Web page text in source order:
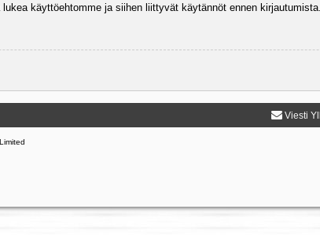
käyttöehtomme ja siihen liittyvät käytännöt ennen
Viesti